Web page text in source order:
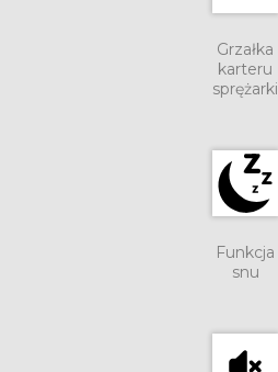
Grzałka
karteru
sprężarki
Funkcja
snu